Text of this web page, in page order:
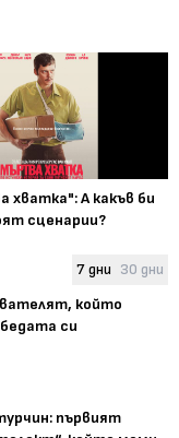
хватка": А какъв би
сценарии?
7 дни 30 дни
който
си
първият